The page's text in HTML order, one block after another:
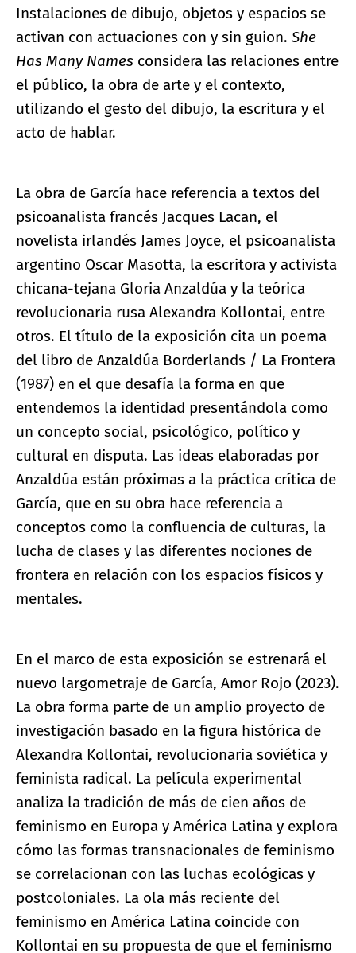
Instalaciones de dibujo, objetos y espacios se
activan con actuaciones con y sin guion. She
Has Many Names considera las relaciones entre
el público, la obra de arte y el contexto,
utilizando el gesto del dibujo, la escritura y el
acto de hablar.
La obra de García hace referencia a textos del
psicoanalista francés Jacques Lacan, el
novelista irlandés James Joyce, el psicoanalista
argentino Oscar Masotta, la escritora y activista
chicana-tejana Gloria Anzaldúa y la teórica
revolucionaria rusa Alexandra Kollontai, entre
otros. El título de la exposición cita un poema
del libro de Anzaldúa Borderlands / La Frontera
(1987) en el que desafía la forma en que
entendemos la identidad presentándola como
un concepto social, psicológico, político y
cultural en disputa. Las ideas elaboradas por
Anzaldúa están próximas a la práctica crítica de
García, que en su obra hace referencia a
conceptos como la confluencia de culturas, la
lucha de clases y las diferentes nociones de
frontera en relación con los espacios físicos y
mentales.
En el marco de esta exposición se estrenará el
nuevo largometraje de García, Amor Rojo (2023).
La obra forma parte de un amplio proyecto de
investigación basado en la figura histórica de
Alexandra Kollontai, revolucionaria soviética y
feminista radical. La película experimental
analiza la tradición de más de cien años de
feminismo en Europa y América Latina y explora
cómo las formas transnacionales de feminismo
se correlacionan con las luchas ecológicas y
postcoloniales. La ola más reciente del
feminismo en América Latina coincide con
Kollontai en su propuesta de que el feminismo